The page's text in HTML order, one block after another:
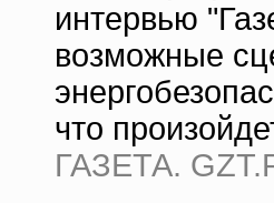
интервью
возможные
что
ГАЗЕТА.